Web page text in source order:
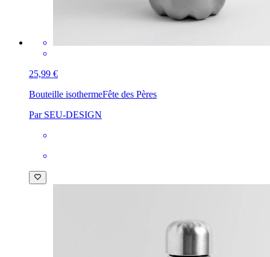
25,99 €
Bouteille isothermeFête des Pères
Par SEU-DESIGN